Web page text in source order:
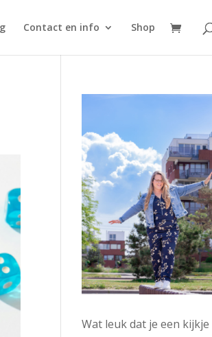
Contact en info Shop
Wat leuk dat je een kijkje